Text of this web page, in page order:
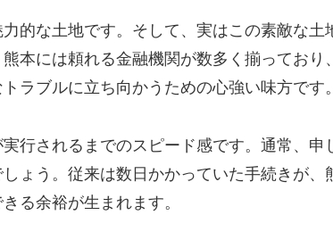
的な土地です。そして、実はこの素敵な
本には頼れる金融機関が数多く揃ってお
ラブルに立ち向かうための心強い味方です。
行されるまでのスピード感です。通常、申
ょう。従来は数日かかっていた手続きが
る余裕が生まれます。